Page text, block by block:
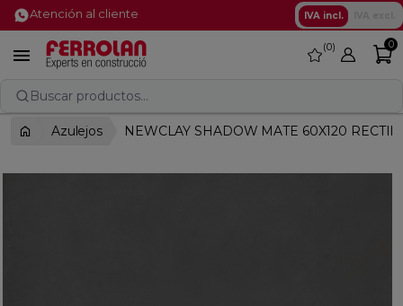
Atención al cliente IVA incl.
 favorite
0 0
Buscar productos...
Azulejos NEWCLAY SHADOW MATE 60X120